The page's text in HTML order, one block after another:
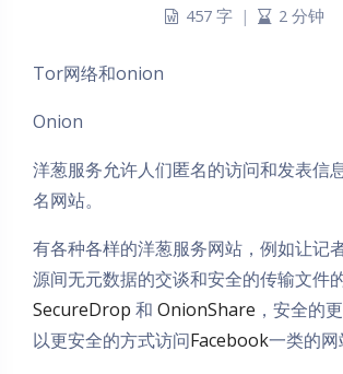
457 字 | 2 分钟
Tor网络和onion
Onion
洋葱服务允许人们匿名的访问和发表信
名网站。
有各种各样的洋葱服务网站，例如让记
源间无元数据的交谈和安全的传输文件
SecureDrop 和 OnionShare ，安全的
以更安全的方式访问Facebook一类的网